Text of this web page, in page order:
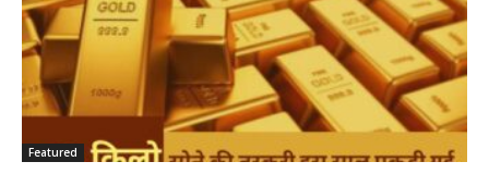
Featured